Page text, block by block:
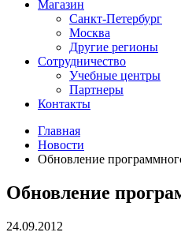
Магазин
Санкт-Петербург
Москва
Другие регионы
Сотрудничество
Учебные центры
Партнеры
Контакты
Главная
Новости
Обновление
Обновление
24.09.2012